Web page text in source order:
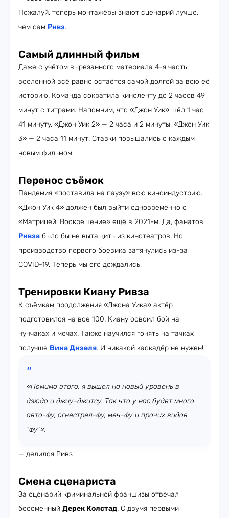
Пожалуй, теперь монтажёры знают сценарий лучше,
чем сам Ривз.
Самый длинный фильм
Даже с учётом вырезанного материала 4-я часть
вселенной всё равно остаётся самой долгой за всю её
историю. Команда сократила киноленту до 2 часов 49
минут с титрами. Напомним, что «Джон Уик» шёл 1 час
41 минуту, «Джон Уик 2» — 2 часа и 2 минуты, «Джон Уик
3» — 2 часа 11 минут. Ставки повышались с каждым
новым фильмом.
Перенос съёмок
Пандемия «поставила на паузу» всю киноиндустрию.
«Джон Уик 4» должен был выйти одновременно с
«Матрицей: Воскрешение» ещё в 2021-м. Да, фанатов
Ривза было бы не вытащить из кинотеатров. Но
производство первого боевика затянулись из-за
COVID-19. Теперь мы его дождались!
Тренировки Киану Ривза
К съёмкам продолжения «Джона Уика» актёр
подготовился на все 100. Киану освоил бой на
нунчаках и мечах. Также научился гонять на тачках
получше Вина Дизеля. И никакой каскадёр не нужен!
«Помимо этого, я вышел на новый уровень в
дзюдо и джиу-джитсу. Так что у нас будет много
авто-фу, огнестрел-фу, меч-фу и прочих видов
“фу”»,
— делился Ривз
Смена сценариста
За сценарий криминальной франшизы отвечал
бессменный Дерек Колстад. С двумя первыми